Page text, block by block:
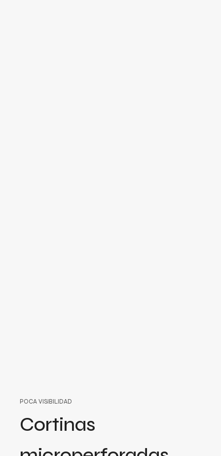
POCA VISIBILIDAD
Cortinas